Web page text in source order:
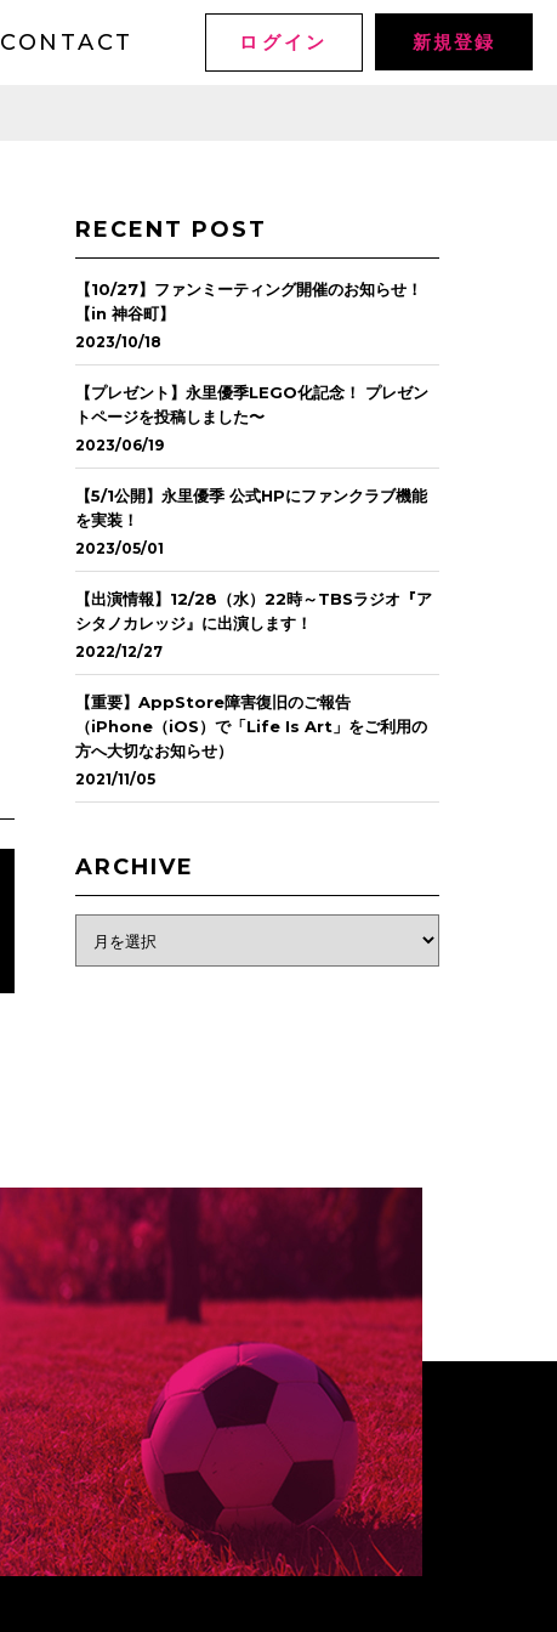
CONTACT ログイン 新規登録
RECENT POST
【10/27】ファンミーティング開催のお知らせ！
【in 神谷町】
2023/10/18
【プレゼント】永里優季LEGO化記念！ プレゼン
トページを投稿しました〜
2023/06/19
【5/1公開】永里優季 公式HPにファンクラブ機能
を実装！
2023/05/01
【出演情報】12/28（水）22時～TBSラジオ『ア
シタノカレッジ』に出演します！
2022/12/27
【重要】AppStore障害復旧のご報告
（iPhone（iOS）で「Life Is Art」をご利用の
方へ大切なお知らせ）
2021/11/05
ARCHIVE